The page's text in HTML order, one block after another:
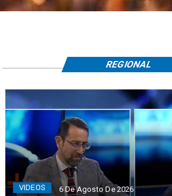
VIDEOS 6 De Agosto De 2026
REGIONAL